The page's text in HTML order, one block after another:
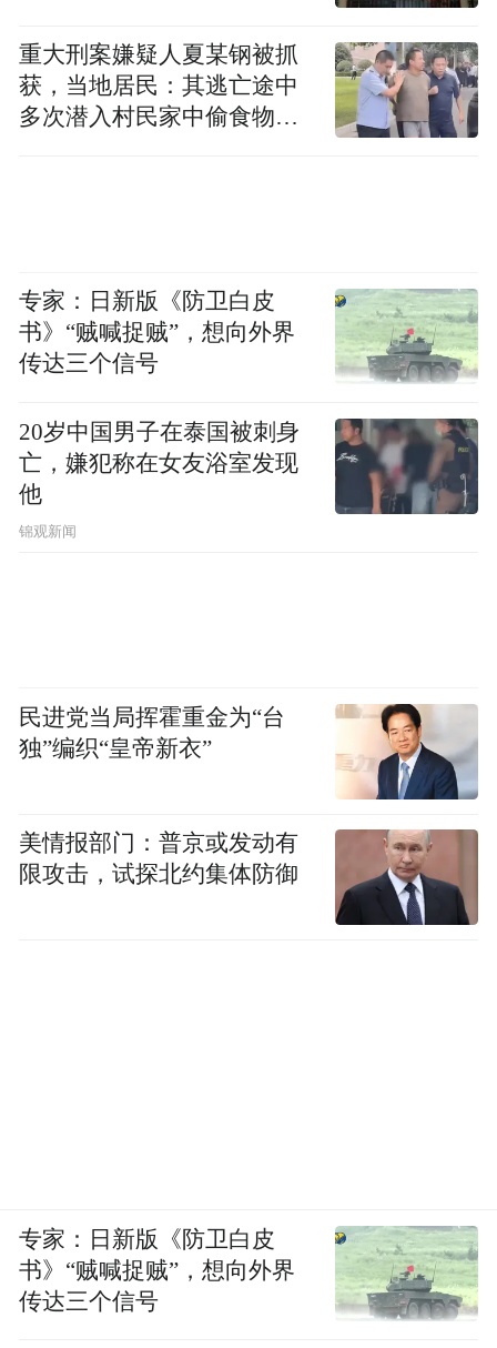
重大刑案嫌疑人夏某钢被抓
获，当地居民：其逃亡途中
多次潜入村民家中偷食物被
专家：日新版《防卫白皮
书》“贼喊捉贼”，想向外界
传达三个信号
20岁中国男子在泰国被刺身
亡，嫌犯称在女友浴室发现
他
锦观新闻
民进党当局挥霍重金为“台
独”编织“皇帝新衣”
美情报部门：普京或发动有
限攻击，试探北约集体防御
专家：日新版《防卫白皮
书》“贼喊捉贼”，想向外界
传达三个信号